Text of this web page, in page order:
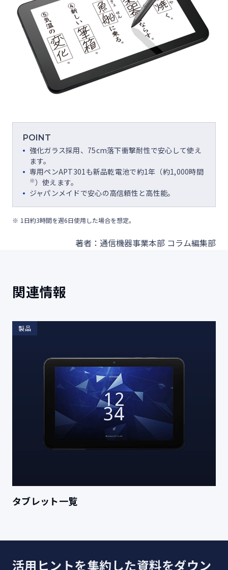
POINT
強化ガラス採用、75cm落下衝撃耐性で安心して使え
ます。
専用ペンAPT301も新品乾電池で約1年（約1,000時間
※）使えます。
ジャパンメイドで安心の高信頼性と高性能。
1日約3時間を週6日使用した場合を想定。
著者：通信機器事業本部 コラム編集部
関連情報
製品
タブレット一覧
活用ヒントを集約した資料をダウン